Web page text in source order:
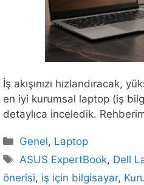
İş akışınızı hızlandıracak,
en iyi kurumsal laptop (iş
detaylıca inceledik.
Kategoriler
Genel, Laptop
Etiketler
ASUS ExpertBook, Dell
önerisi, iş için bilgisayar,